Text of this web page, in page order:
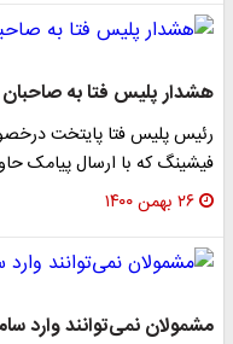
هشدار پلیس فتا به
رئیس پلیس فتا پایتخت
فیشینگ که با ارسال پیامک
۲۶ بهمن ۱۴۰۰
مشمولان نمی‌توانند وارد